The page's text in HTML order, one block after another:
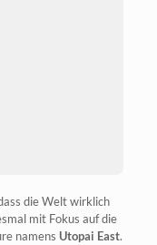
die Welt wirk­lich
mit Fokus auf die
namens Uto­pai East.